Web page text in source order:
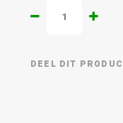
DEEL DIT